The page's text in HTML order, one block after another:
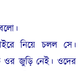
নিয়ে চলল সে।
ওর জুড়ি নেই। ওদের